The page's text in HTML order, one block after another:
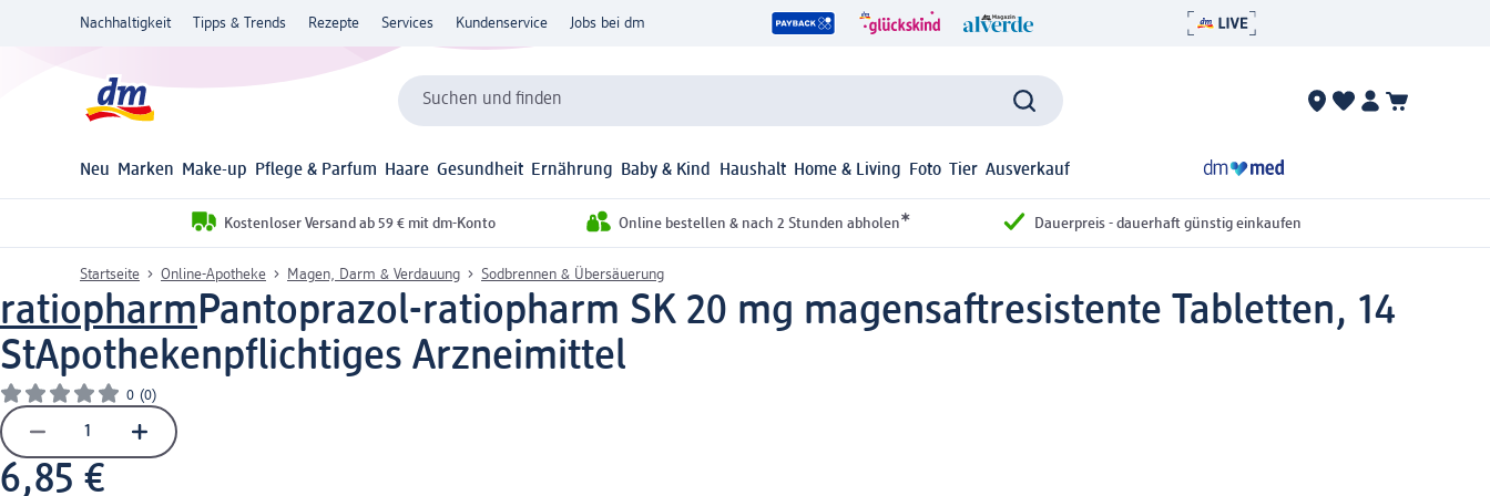
Nachhaltigkeit Tipps & Trends Rezepte Services Kundenservice Jobs bei dm
Suchen und finden
Neu Marken Make-up Pflege & Parfum Haare Gesundheit Ernährung Baby & Kind Haushalt Home & Living Foto Tier Ausverkauf
Kostenloser Versand ab 59 € mit dm-Konto Online bestellen & nach 2 Stunden abholen* Dauerpreis - dauerhaft günstig einkaufen
Startseite Online-Apotheke Magen, Darm & Verdauung Sodbrennen & Übersäuerung
ratiopharmPantoprazol-ratiopharm SK 20 mg magensaftresistente Tabletten, 14
StApothekenpflichtiges Arzneimittel
0 (0)
6,85 €